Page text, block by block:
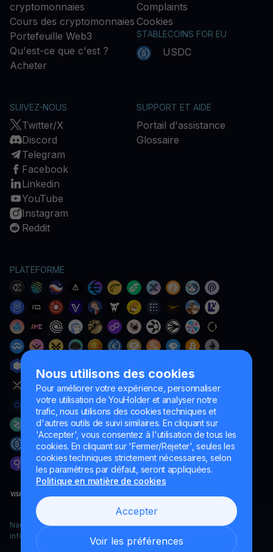
Nous utilisons des cookies
Pour améliorer votre expérience, personnaliser
votre utilisation de YouHolder et analyser notre
trafic, nous utilisons des cookies techniques et
d'autres outils de suivi similaires. En cliquant sur
'Accepter', vous consentez à l'utilisation de tous les
cookies. En cliquant sur 'Fermer/Rejeter', seules les
cookies techniques strictement nécessaires, selon
les paramètres par défaut, seront appliquées.
Politique en matière de cookies
Accepter
Voir les préférences
cryptomonnaies
Cours des cryptomonnaies
Portefeuille Web3
Qu'est-ce que c'est ?
Acheter
Complaints
Cookies
STABLECOINS FOR EU
USDC
SUIVEZ-NOUS
Twitter/X
Discord
Telegram
Facebook
Linkedin
YouTube
Instagram
Reddit
SUPPORT ET AIDE
Portail d'assistance
Glossaire
PLATEFORME
Naumard LTD. – uniquement à des fins de développement
informatique, de recherche et de marketing